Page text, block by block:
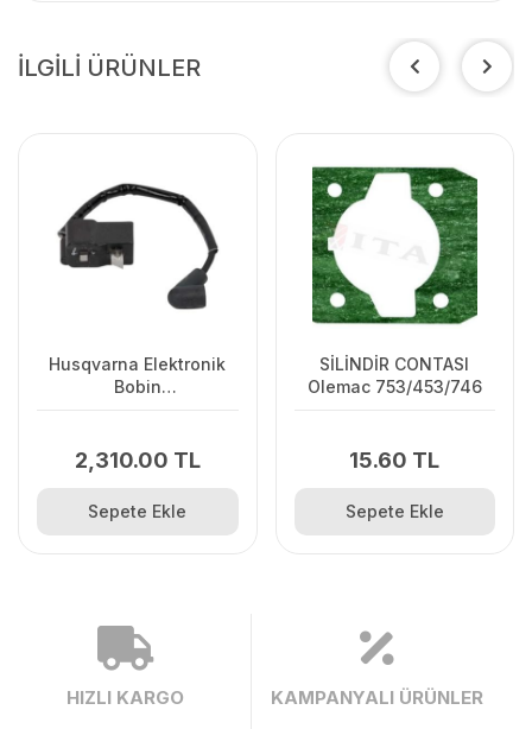
İLGİLİ ÜRÜNLER
Husqvarna Elektronik
Bobin
2,310.00 TL
Sepete Ekle
SİLİNDİR CONTASI
Olemac 753/453/746
15.60 TL
Sepete Ekle
HIZLI KARGO KAMPANYALI ÜRÜNLER